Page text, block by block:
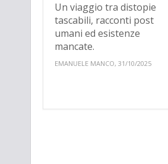
Un viaggio tra distopie
tascabili, racconti post
umani ed esistenze
mancate.
EMANUELE MANCO, 31/10/2025